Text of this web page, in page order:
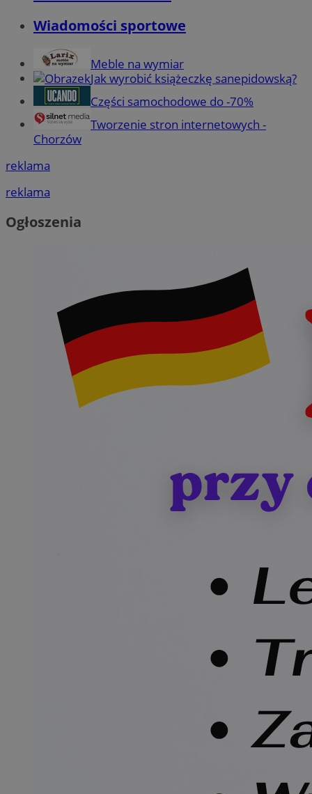
Wiadomości sportowe
Meble na wymiar
Jak wyrobić książeczkę sanepidowską?
Części samochodowe do -70%
Tworzenie stron internetowych -
Chorzów
reklama
reklama
Ogłoszenia